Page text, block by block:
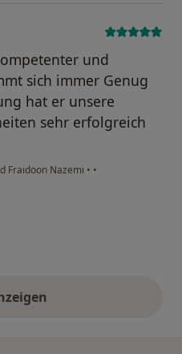
und
sich immer Genug
hat er unsere
sehr erfolgreich
Fraidoon Nazemi • •
obige Stellungnahmen